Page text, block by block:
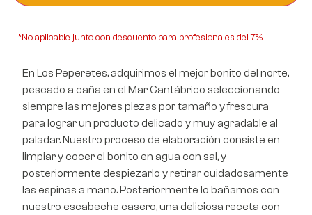
*No aplicable junto con descuento para profesionales del 7%
En Los Peperetes, adquirimos el mejor bonito del norte,
pescado a caña en el Mar Cantábrico seleccionando
siempre las mejores piezas por tamaño y frescura
para lograr un producto delicado y muy agradable al
paladar. Nuestro proceso de elaboración consiste en
limpiar y cocer el bonito en agua con sal, y
posteriormente despiezarlo y retirar cuidadosamente
las espinas a mano. Posteriormente lo bañamos con
nuestro escabeche casero, una deliciosa receta con